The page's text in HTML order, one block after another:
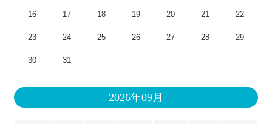
16 17 18 19 20 21 22
23 24 25 26 27 28 29
30 31
2026年09月